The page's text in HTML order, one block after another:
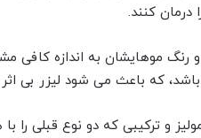
کنند.
و رنگ موهایشان به اندازه کافی
که باعث می شود لیزر بی
و ترکیبی که دو نوع قبلی